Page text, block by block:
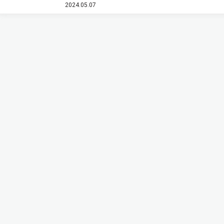
ス）。株式取得日は，2024年10月1日を予定してい
2024.05.07